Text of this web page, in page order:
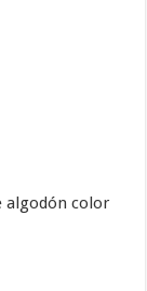
algodón color